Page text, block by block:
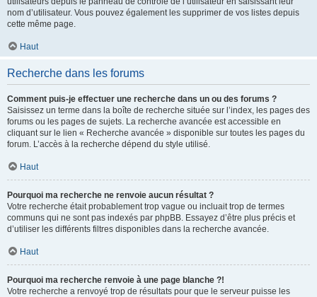
nom d’utilisateur. Vous pouvez également les supprimer de vos listes depuis
cette même page.
Haut
Recherche dans les forums
Comment puis-je effectuer une recherche dans un ou des forums ?
Saisissez un terme dans la boîte de recherche située sur l’index, les pages des
forums ou les pages de sujets. La recherche avancée est accessible en
cliquant sur le lien « Recherche avancée » disponible sur toutes les pages du
forum. L’accès à la recherche dépend du style utilisé.
Haut
Pourquoi ma recherche ne renvoie aucun résultat ?
Votre recherche était probablement trop vague ou incluait trop de termes
communs qui ne sont pas indexés par phpBB. Essayez d’être plus précis et
d’utiliser les différents filtres disponibles dans la recherche avancée.
Haut
Pourquoi ma recherche renvoie à une page blanche ?!
Votre recherche a renvoyé trop de résultats pour que le serveur puisse les